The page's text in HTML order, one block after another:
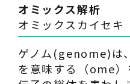
オミックス解析
オミックスカイセキ
ゲノム(genome)は
を意味する（ome